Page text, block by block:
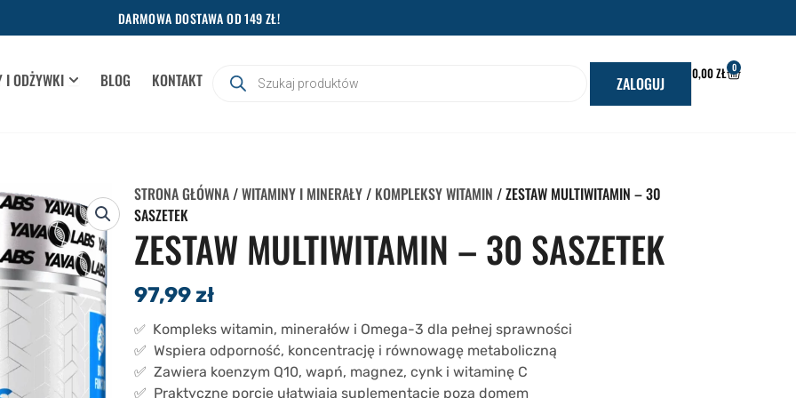
DARMOWA DOSTAWA OD 149 ZŁ!
I ODŻYWKI OPEN SUPLEMENTY I ODŻYWKI
BLOG KONTAKT
produktów
ZALOGUJ 0,00ZŁ 0
WÓZEK
STRONA GŁÓWNA/WITAMINY I MINERAŁY/ KOMPLEKSY WITAMIN / ZESTAW MULTIWITAMIN – 30
SASZETEK
ZESTAW MULTIWITAMIN – 30 SASZETEK
97,99 zł
✅ Kompleks witamin, minerałów i Omega-3 dla pełnej sprawności
✅ Wspiera odporność, koncentrację i równowagę metaboliczną
✅ Zawiera koenzym Q10, wapń, magnez, cynk i witaminę C
✅ Praktyczne porcje ułatwiają suplementację poza domem